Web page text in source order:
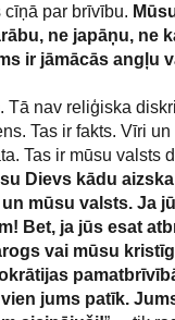
par brīvību.
ne japāņu, ne
ir jāmācās angļu
Tā nav reliģiska
Tas ir fakts. Vīri
Tas ir mūsu valsts
Dievs kādu
mūsu valsts. Ja
Bet, ja jūs esat
vai mūsu
jums patīk.